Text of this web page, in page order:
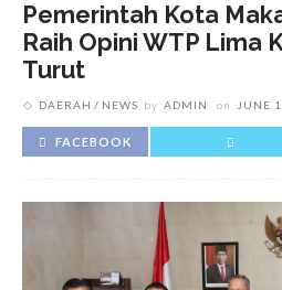
Pemerintah Kota
Raih Opini WTP Lima
Turut
DAERAH NEWS by ADMIN on JUNE
FACEBOOK